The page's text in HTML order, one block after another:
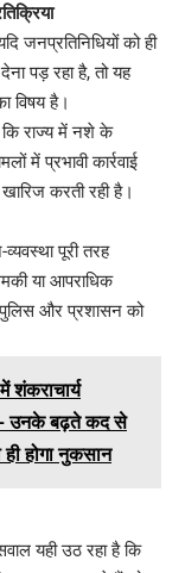
जनप्रतिनिधियों को ही
पड़ रहा है, तो यह
विषय है।
कि राज्य में नशे के
में प्रभावी कार्रवाई
करती रही है।
पूरी तरह
या आपराधिक
पुलिस और प्रशासन को
शंकराचार्य
उनके बढ़ते कद से
होगा नुकसान
यही उठ रहा है कि